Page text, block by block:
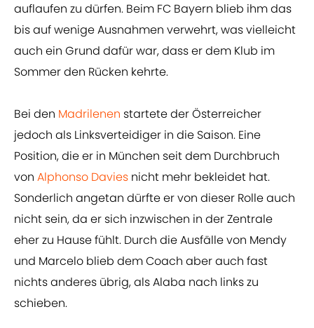
auflaufen zu dürfen. Beim FC Bayern blieb ihm das
bis auf wenige Ausnahmen verwehrt, was vielleicht
auch ein Grund dafür war, dass er dem Klub im
Sommer den Rücken kehrte.
Bei den Madrilenen startete der Österreicher
jedoch als Linksverteidiger in die Saison. Eine
Position, die er in München seit dem Durchbruch
von Alphonso Davies nicht mehr bekleidet hat.
Sonderlich angetan dürfte er von dieser Rolle auch
nicht sein, da er sich inzwischen in der Zentrale
eher zu Hause fühlt. Durch die Ausfälle von Mendy
und Marcelo blieb dem Coach aber auch fast
nichts anderes übrig, als Alaba nach links zu
schieben.